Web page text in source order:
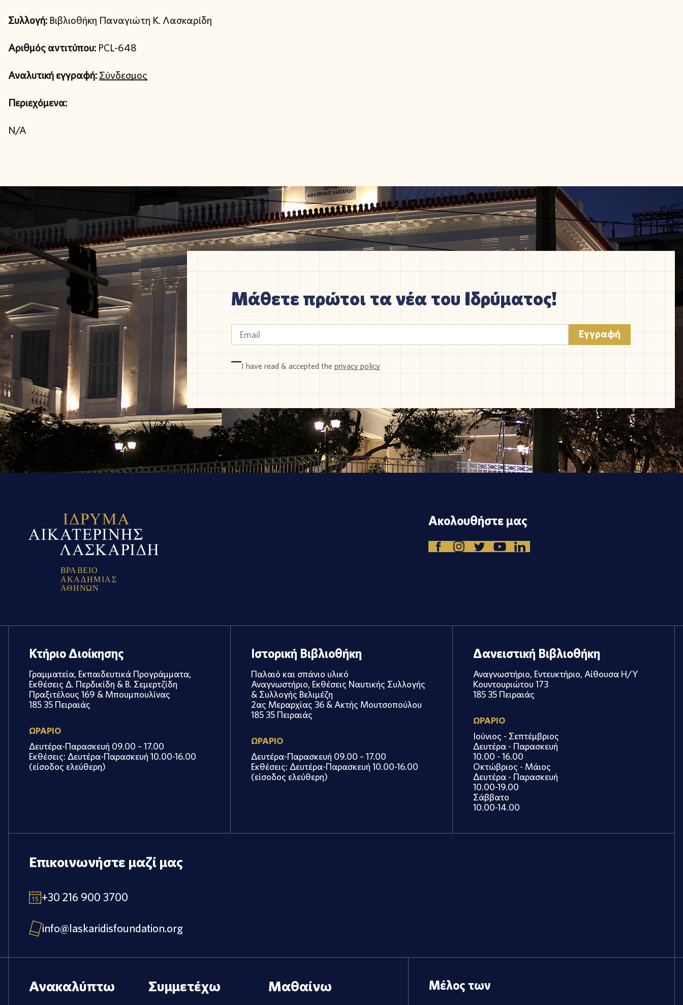
Συλλογή: Βιβλιοθήκη Παναγιώτη Κ. Λασκαρίδη
Αριθμός αντιτύπου: PCL-648
Αναλυτική εγγραφή:Σύνδεσμος
Περιεχόμενα:
N/A
Μάθετε πρώτοι τα νέα του Ιδρύματος!
I have read & accepted theprivacy policy
ΒΡΑ ΒΕΙΟ
ΑΚΑ ΔΗΜΙΑ Σ
ΑΘΗΝΩΝ
Ακολουθήστε μας
Κτήριο Διοίκησης
Γραμματεία, Εκπαιδευτικά Προγράμματα,
Εκθέσεις Δ. Περδικίδη & Β. Σεμερτζίδη
Πραξιτέλους 169 & Μπουμπουλίνας
185 35 Πειραιάς
ΩΡΑΡΙΟ
Δευτέρα-Παρασκευή 09.00 – 17.00
Εκθέσεις: Δευτέρα-Παρασκευή 10.00-16.00
(είσοδος ελεύθερη)
Ιστορική Βιβλιοθήκη
Παλαιό και σπάνιο υλικό
Αναγνωστήριο, Εκθέσεις Ναυτικής Συλλογής
& Συλλογής Βελιμέζη
2ας Μεραρχίας 36 & Ακτής Μουτσοπούλου
185 35 Πειραιάς
ΩΡΑΡΙΟ
Δευτέρα-Παρασκευή 09.00 – 17.00
Εκθέσεις: Δευτέρα-Παρασκευή 10.00-16.00
(είσοδος ελεύθερη)
Δανειστική Βιβλιοθήκη
Αναγνωστήριο, Εντευκτήριο, Αίθουσα Η/Υ
Κουντουριώτου 173
185 35 Πειραιάς
ΩΡΑΡΙΟ
Ιούνιος - Σεπτέμβριος
Δευτέρα - Παρασκευή
10.00 - 16.00
Οκτώβριος - Μάιος
Δευτέρα - Παρασκευή
10.00-19.00
Σάββατο
10.00-14.00
Επικοινωνήστε μαζί μας
+30 216 900 3700
info@laskaridisfoundation.org
Ανακαλύπτω Συμμετέχω Μαθαίνω Μέλος των